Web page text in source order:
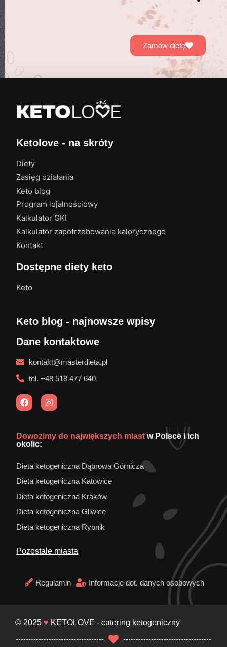
Zamów dietę
Ketolove - na skróty
Diety
Zasięg działania
Keto blog
Program lojalnościowy
Kalkulator GKI
Kalkulator zapotrzebowania kalorycznego
Kontakt
Dostępne diety keto
Keto
Keto blog - najnowsze wpisy
Dane kontaktowe
kontakt@masterdieta.pl
tel. +48 518 477 640
Dowozimy do największych miast w Polsce i ich
okolic:
Dieta ketogeniczna Dąbrowa Górnicza
Dieta ketogeniczna Katowice
Dieta ketogeniczna Kraków
Dieta ketogeniczna Gliwice
Dieta ketogeniczna Rybnik
Pozostałe miasta
Regulamin Informacje dot. danych osobowych
© 2025♥ KETOLOVE - catering ketogeniczny